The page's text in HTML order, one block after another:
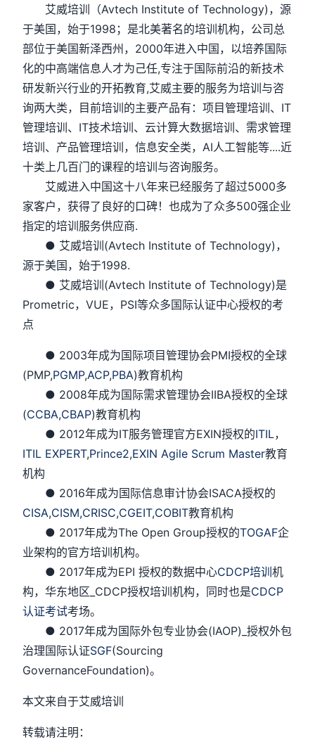
艾威培训（Avtech Institute of Technology)，源
于美国，始于1998；是北美著名的培训机构，公司总
部位于美国新泽西州，2000年进入中国，以培养国际
化的中高端信息人才为己任,专注于国际前沿的新技术
研发新兴行业的开拓教育,艾威主要的服务为培训与咨
询两大类，目前培训的主要产品有：项目管理培训、IT
管理培训、IT技术培训、云计算大数据培训、需求管理
培训、产品管理培训，信息安全类，AI人工智能等....近
十类上几百门的课程的培训与咨询服务。
艾威进入中国这十八年来已经服务了超过5000多
家客户，获得了良好的口碑！也成为了众多500强企业
指定的培训服务供应商.
● 艾威培训(Avtech Institute of Technology)，
源于美国，始于1998.
● 艾威培训(Avtech Institute of Technology)是
Prometric，VUE，PSI等众多国际认证中心授权的考
点
● 2003年成为国际项目管理协会PMI授权的全球
(PMP,PGMP,ACP,PBA)教育机构
● 2008年成为国际需求管理协会IIBA授权的全球
(CCBA,CBAP)教育机构
● 2012年成为IT服务管理官方EXIN授权的ITIL，
ITIL EXPERT,Prince2,EXIN Agile Scrum Master教育
机构
● 2016年成为国际信息审计协会ISACA授权的
CISA,CISM,CRISC,CGEIT,COBIT教育机构
● 2017年成为The Open Group授权的TOGAF企
业架构的官方培训机构。
● 2017年成为EPI 授权的数据中心CDCP培训机
构，华东地区_CDCP授权培训机构，同时也是CDCP
认证考试考场。
● 2017年成为国际外包专业协会(IAOP)_授权外包
治理国际认证SGF(Sourcing
GovernanceFoundation)。
本文来自于艾威培训
转载请注明：